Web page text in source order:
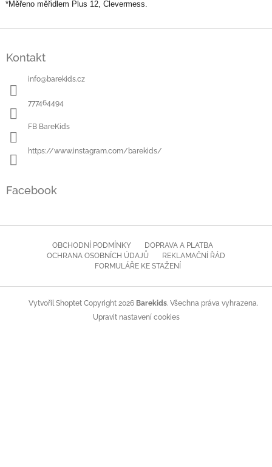
*Měřeno měřidlem Plus 12, Clevermess.
Kontakt
info@barekids.cz
777464494
FB BareKids
https://www.instagram.com/barekids/
Facebook
OBCHODNÍ PODMÍNKY
DOPRAVA A PLATBA
OCHRANA OSOBNÍCH ÚDAJŮ
REKLAMAČNÍ ŘÁD
FORMULÁŘE KE STAŽENÍ
Vytvořil Shoptet Copyright 2026 Barekids. Všechna práva vyhrazena.
Upravit nastavení cookies